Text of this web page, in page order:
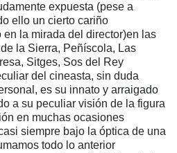
expuesta (pese a
ello un cierto cariño
la mirada del director)en las
la Sierra, Peñíscola, Las
Sitges, Sos del Rey
del cineasta, sin duda
es su innato y arraigado
a su peculiar visión de la figura
en muchas ocasiones
siempre bajo la óptica de una
todo lo anterior